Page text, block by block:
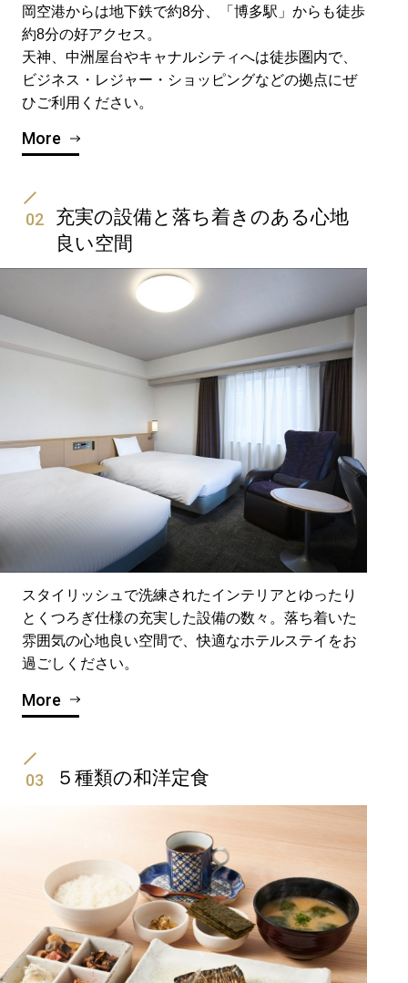
岡空港からは地下鉄で約8分、「博多駅」からも徒歩
約8分の好アクセス。
天神、中洲屋台やキャナルシティへは徒歩圏内で、
ビジネス・レジャー・ショッピングなどの拠点にぜ
ひご利用ください。
More
02
充実の設備と落ち着きのある心地
良い空間
スタイリッシュで洗練されたインテリアとゆったり
とくつろぎ仕様の充実した設備の数々。落ち着いた
雰囲気の心地良い空間で、快適なホテルステイをお
過ごしください。
More
03 ５種類の和洋定食